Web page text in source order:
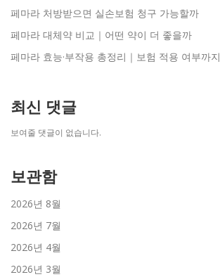
페마라 처방받으면 실손보험 청구 가능할까
페마라 대체약 비교｜어떤 약이 더 좋을까
페마라 효능·부작용 총정리｜보험 적용 여부까지
최신 댓글
보여줄 댓글이 없습니다.
보관함
2026년 8월
2026년 7월
2026년 4월
2026년 3월